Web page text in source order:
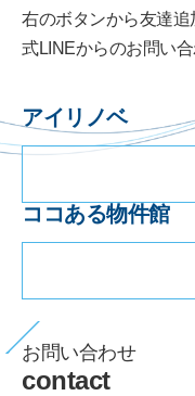
右のボタンから友達
式LINEからのお問い
アイリノベ
ココある物件館
お問い合わせ
contact